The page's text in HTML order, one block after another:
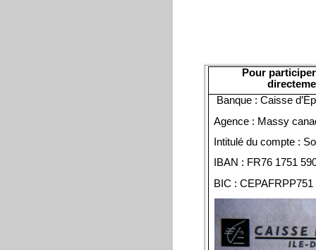
Pour
Banque : Caisse
Agence : Massy
Intitulé du compte :
IBAN : FR76 1751
BIC : CEPAFRPP751